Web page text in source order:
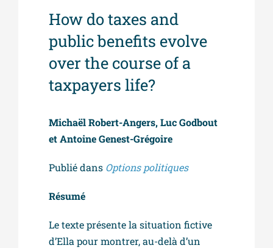
How do taxes and
public benefits evolve
over the course of a
taxpayers life?
Michaël Robert-Angers, Luc Godbout
et Antoine Genest-Grégoire
Publié dans Options politiques
Résumé
Le texte présente la situation fictive
d’Ella pour montrer, au-delà d’un